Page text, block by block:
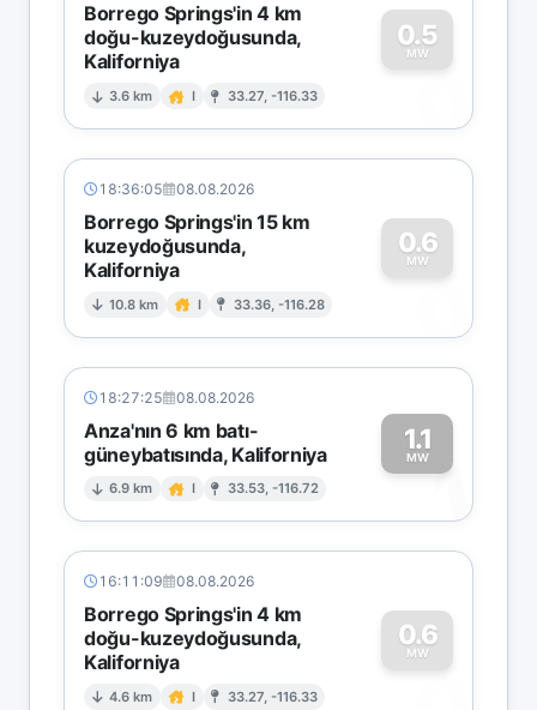
Borrego Springs'in 4 km
doğu-kuzeydoğusunda,
Kaliforniya
3.6 km I 33.27, -116.33
0.5
MW
0
18:36:05 08.08.2026
Borrego Springs'in 15 km
kuzeydoğusunda,
Kaliforniya
10.8 km I 33.36, -116.28
0.6
MW
0
18:27:25 08.08.2026
Anza'nın 6 km batı-
güneybatısında, Kaliforniya
6.9 km I 33.53, -116.72
1.1
MW1
16:11:09 08.08.2026
Borrego Springs'in 4 km
doğu-kuzeydoğusunda,
Kaliforniya
4.6 km I 33.27, -116.33
0.6
MW